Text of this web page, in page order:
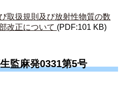
取扱規則及び放射性物質の数
改正について (PDF:101 KB)
監麻発0331第5号